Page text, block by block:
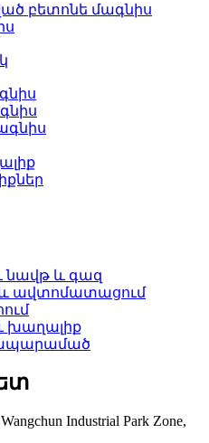
բետոնե մագնիս
նավթ և գազ
և ավտոմատացում
խաղալիք
Industrial Park Zone,